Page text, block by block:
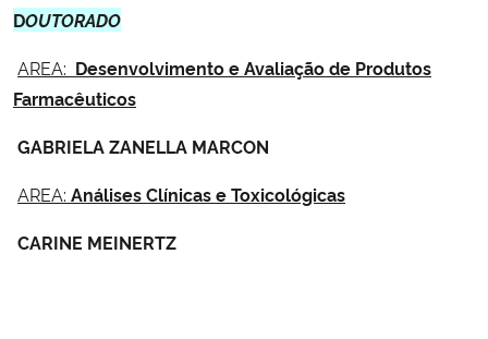
Banco Central do Brasil
DOUTORADO
AREA: Desenvolvimento e Avaliação de Produtos
Farmacêuticos
GABRIELA ZANELLA MARCON
AREA: Análises Clínicas e Toxicológicas
CARINE MEINERTZ